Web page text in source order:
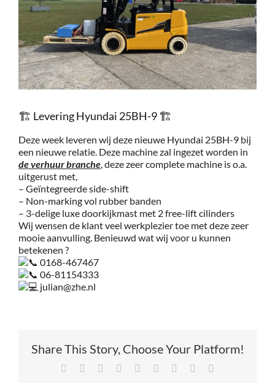
Services
Contact
🏗 Levering Hyundai 25BH-9 🏗
Deze week leveren wij deze nieuwe Hyundai 25BH-9 bij
een nieuwe relatie. Deze machine zal ingezet worden in
de verhuur branche, deze zeer complete machine is o.a.
uitgerust met,
– Geïntegreerde side-shift
– Non-marking vol rubber banden
– 3-delige luxe doorkijkmast met 2 free-lift cilinders
Wij wensen de klant veel werkplezier toe met deze zeer
mooie aanvulling. Benieuwd wat wij voor u kunnen
betekenen ?
0168-467467
06-81154333
julian@zhe.nl
Share This Story, Choose Your Platform!
Facebook Reddit LinkedIn
TumblrPinterest Xing